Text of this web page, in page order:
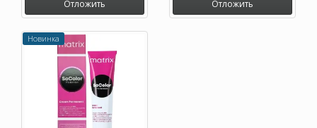
Отложить Отложить
Новинка